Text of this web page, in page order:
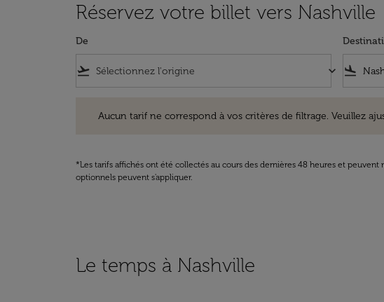
Réservez votre billet vers Nashville
De
flight_takeoff keyboard_arrow_down flight_land
Aucun tarif ne correspond à vos critères de filtrage. Veuillez
*Les tarifs affichés ont été collectés au cours des dernières 48 heures et
optionnels peuvent s'appliquer.
Le temps à Nashville